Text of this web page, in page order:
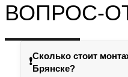
ВОПРОС-
❗Сколько стоит
Брянске?